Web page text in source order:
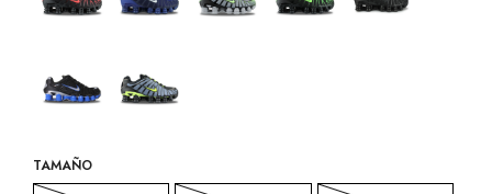
TAMAÑO